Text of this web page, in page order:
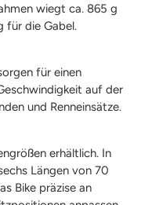
wiegt ca. 865 g
für die Gabel.
für einen
auf der
und Renneinsätze.
erhältlich. In
Längen von 70
Bike präzise an